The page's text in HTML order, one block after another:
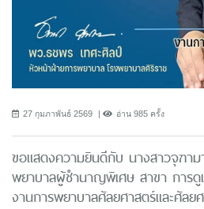
27 กุมภาพันธ์ 2569 อ่าน 985 ครั้ง
ขอแสดงความยินดีกับ นางสาวจุฑา
พยาบาลผู้ชำนาญพิเศษ สาขา การ
งานการพยาบาลศัลยศาสตร์และศัลย